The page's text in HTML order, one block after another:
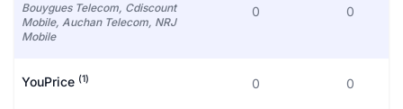
Bouygues Telecom, Cdiscount
Mobile, Auchan Telecom, NRJ
Mobile
0 0
YouPrice (1) 0 0